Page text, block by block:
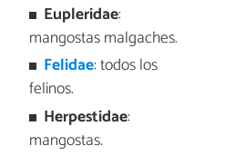
Eupleridae:
mangostas malgaches.
Felidae: todos los
felinos.
Herpestidae:
mangostas.